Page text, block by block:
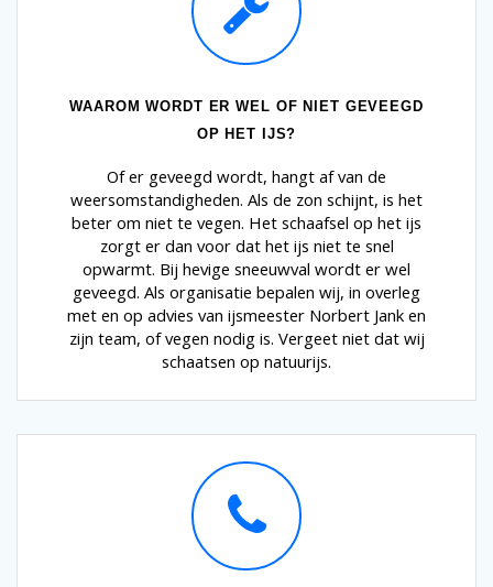
WAAROM WORDT ER WEL OF NIET GEVEEGD
OP HET IJS?
Of er geveegd wordt, hangt af van de
weersomstandigheden. Als de zon schijnt, is het
beter om niet te vegen. Het schaafsel op het ijs
zorgt er dan voor dat het ijs niet te snel
opwarmt. Bij hevige sneeuwval wordt er wel
geveegd. Als organisatie bepalen wij, in overleg
met en op advies van ijsmeester Norbert Jank en
zijn team, of vegen nodig is. Vergeet niet dat wij
schaatsen op natuurijs.